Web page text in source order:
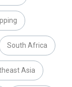
South Africa
Asia